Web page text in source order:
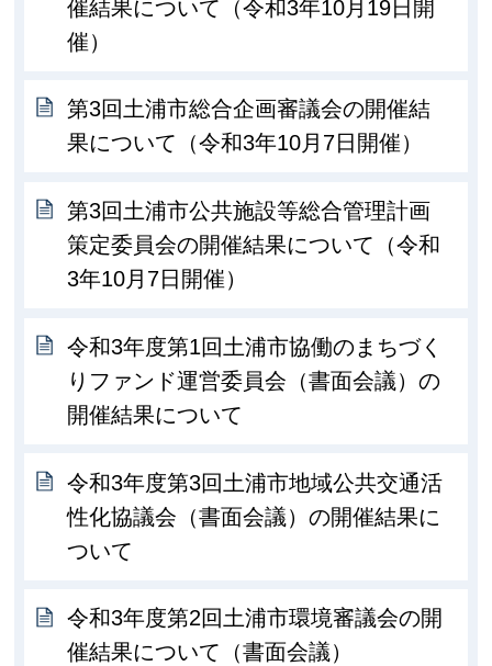
催結果について（令和3年10月19日開
催）
第3回土浦市総合企画審議会の開催結
果について（令和3年10月7日開催）
第3回土浦市公共施設等総合管理計画
策定委員会の開催結果について（令和
3年10月7日開催）
令和3年度第1回土浦市協働のまちづく
りファンド運営委員会（書面会議）の
開催結果について
令和3年度第3回土浦市地域公共交通活
性化協議会（書面会議）の開催結果に
ついて
令和3年度第2回土浦市環境審議会の開
催結果について（書面会議）